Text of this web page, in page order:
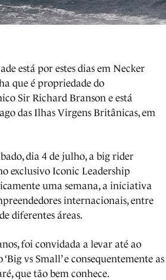
está por estes dias em Necker
que é propriedade do
Sir Richard Branson e está
das Ilhas Virgens Britânicas, em
dia 4 de julho, a big rider
exclusivo Iconic Leadership
uma semana, a iniciativa
internacionais, entre
diferentes áreas.
foi convidada a levar até ao
vs Small’ e consequentemente as
que tão bem conhece.